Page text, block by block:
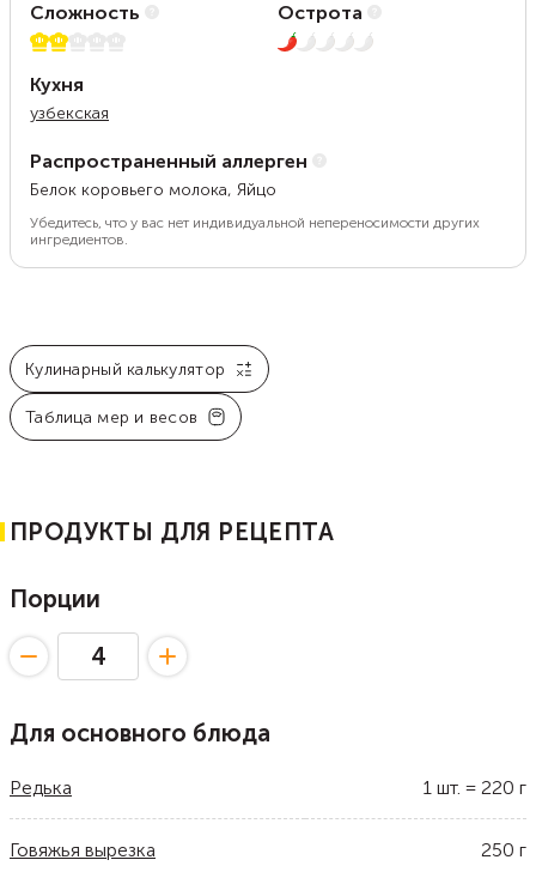
Сложность
2 из 5
Острота
1 из 5
Кухня
узбекская
Распространенный аллерген
Белок коровьего молока, Яйцо
Убедитесь, что у вас нет индивидуальной непереносимости других
ингредиентов.
Кулинарный калькулятор
Таблица мер и весов
ПРОДУКТЫ ДЛЯ РЕЦЕПТА
Порции
Для основного блюда
Редька 1 шт. = 220 г
Говяжья вырезка 250 г